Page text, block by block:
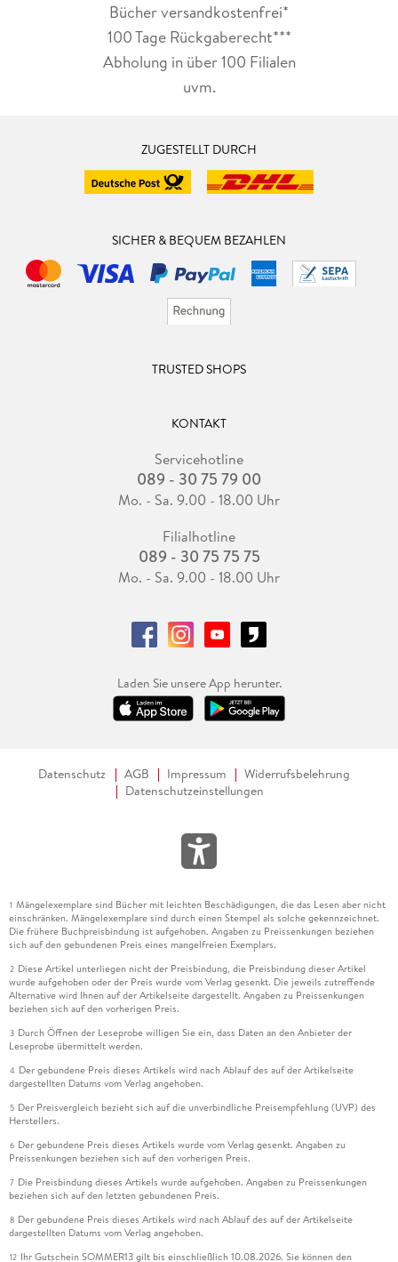
Bücher versandkostenfrei*
100 Tage Rückgaberecht***
Abholung in über 100 Filialen
uvm.
ZUGESTELLT DURCH
SICHER & BEQUEM BEZAHLEN
TRUSTED SHOPS
KONTAKT
Servicehotline
089 - 30 75 79 00
Mo. - Sa. 9.00 - 18.00 Uhr
Filialhotline
089 - 30 75 75 75
Mo. - Sa. 9.00 - 18.00 Uhr
Laden Sie unsere App herunter.
Datenschutz AGB Impressum
Widerrufsbelehrung
Datenschutzeinstellungen
1 Mängelexemplare sind Bücher mit leichten Beschädigungen, die das Lesen aber nicht
einschränken. Mängelexemplare sind durch einen Stempel als solche gekennzeichnet.
Die frühere Buchpreisbindung ist aufgehoben. Angaben zu Preissenkungen beziehen
sich auf den gebundenen Preis eines mangelfreien Exemplars.
2 Diese Artikel unterliegen nicht der Preisbindung, die Preisbindung dieser Artikel
wurde aufgehoben oder der Preis wurde vom Verlag gesenkt. Die jeweils zutreffende
Alternative wird Ihnen auf der Artikelseite dargestellt. Angaben zu Preissenkungen
beziehen sich auf den vorherigen Preis.
3 Durch Öffnen der Leseprobe willigen Sie ein, dass Daten an den Anbieter der
Leseprobe übermittelt werden.
4 Der gebundene Preis dieses Artikels wird nach Ablauf des auf der Artikelseite
dargestellten Datums vom Verlag angehoben.
5 Der Preisvergleich bezieht sich auf die unverbindliche Preisempfehlung (UVP) des
Herstellers.
6 Der gebundene Preis dieses Artikels wurde vom Verlag gesenkt. Angaben zu
Preissenkungen beziehen sich auf den vorherigen Preis.
7 Die Preisbindung dieses Artikels wurde aufgehoben. Angaben zu Preissenkungen
beziehen sich auf den letzten gebundenen Preis.
8 Der gebundene Preis dieses Artikels wird nach Ablauf des auf der Artikelseite
dargestellten Datums vom Verlag angehoben.
12 Ihr Gutschein SOMMER13 gilt bis einschließlich 10.08.2026. Sie können den